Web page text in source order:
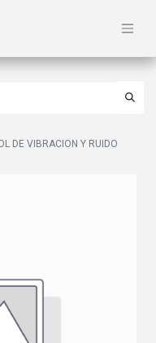
DE VIBRACION Y RUIDO